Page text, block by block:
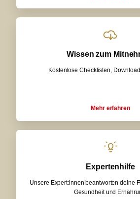
Wissen zum
Kostenlose Checklisten,
Mehr erfahren
Expertenhilfe
Unsere Expert:innen beantworten deine
Gesundheit und